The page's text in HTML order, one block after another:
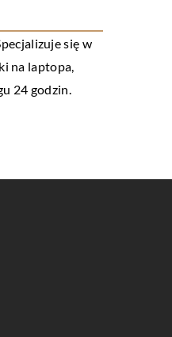
się w
na laptopa,
24 godzin.